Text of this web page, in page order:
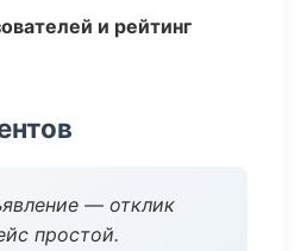
и рейтинг
— отклик
простой.